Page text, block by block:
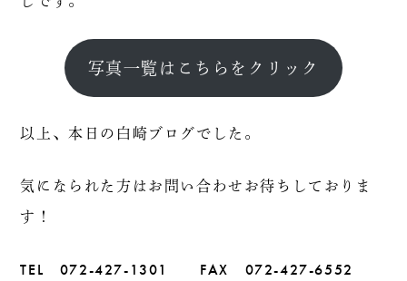
写真一覧はこちらをクリック
以上、本日の白崎ブログでした。
気になられた方はお問い合わせお待ちしておりま
す！
TEL 072-427-1301 FAX 072-427-6552